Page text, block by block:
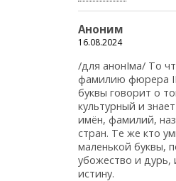
Аноним
16.08.2024
/для анонIма/ То
фамилию фюрера
буквы говорит о
культурный и
имён, фамилий,
стран. Те же кто
маленькой буквы,
убожество и дурь,
истину.